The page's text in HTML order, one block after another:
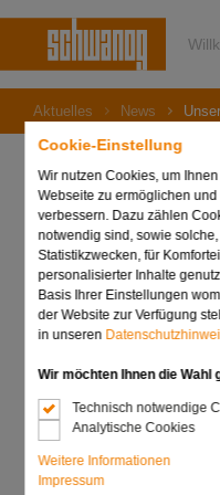
Cookie-Einstellung
Wir nutzen Cookies, um
Webseite zu ermöglichen
verbessern. Dazu zählen
notwendig sind, sowie
Statistikzwecken, für
personalisierter Inhalte
Basis Ihrer Einstellungen
der Website zur Verfügung
in unseren
Wir möchten Ihnen die Wahl
Technisch notwendige
Analytische Cookies
Weitere Informationen
Impressum
Aktuelles News
09. April 2026
Unsere
der
online!